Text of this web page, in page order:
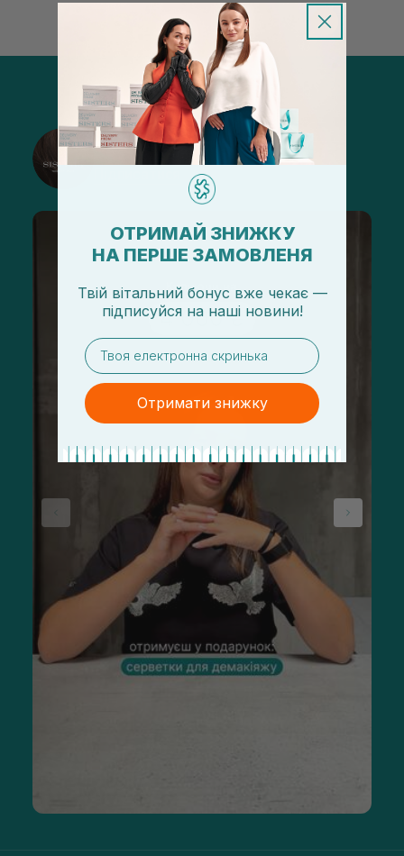
@sisters_stelmakh в Instagram
ОТРИМАЙ ЗНИЖКУ
НА ПЕРШЕ ЗАМОВЛЕНЯ
Твій вітальний бонус вже чекає —
підписуйся на наші новини!
email
Отримати знижку